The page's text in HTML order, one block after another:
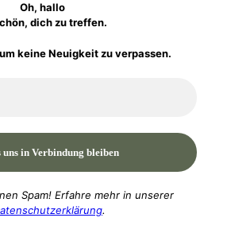
Oh, hallo
dich zu treffen.
keine Neuigkeit zu verpassen.
Spam! Erfahre mehr in unserer
.